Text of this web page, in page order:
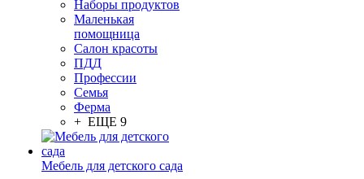
Наборы продуктов
Маленькая
помощница
Салон красоты
ПДД
Профессии
Семья
Ферма
+ ЕЩЕ 9
Мебель для детского сада